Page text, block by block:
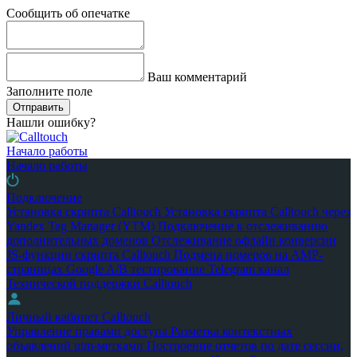
Сообщить об опечатке
Ваш комментарий
Заполните поле
Отправить
Нашли ошибку?
Начало работы
Начало работы
Подключение
Установка скрипта Calltouch Установка скрипта Calltouch через
Yandex Tag Manager (YTM) Подключение к отслеживанию
дополнительных доменов Отслеживание офлайн конверсии
JS-функции скрипта Calltouch Подмена номеров на AMP-
страницах Google A/B тестирование Telegram канал
Технической поддержки Calltouch
Личный кабинет Calltouch
Управление правами доступа Разметка контекстных
объявлений utm-метками Построение отчетов по дате сессии,